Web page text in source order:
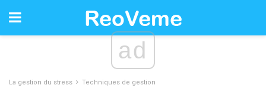
ad
La gestion du stress Techniques de gestion